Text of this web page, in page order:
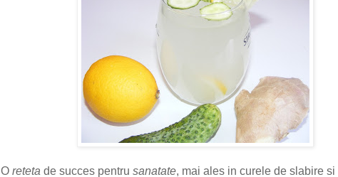
O reteta de succes pentru sanatate, mai ales in curele de slabire si